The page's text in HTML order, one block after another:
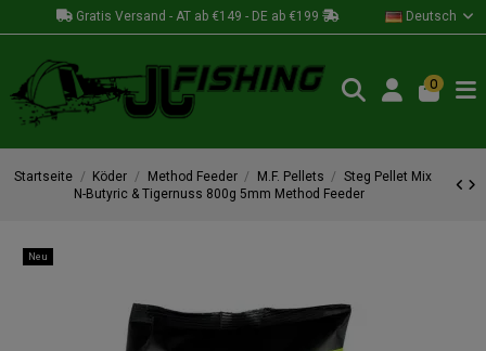
Gratis Versand - AT ab €149 - DE ab €199 Deutsch
0
Startseite Köder Method Feeder M.F. Pellets
Steg Pellet Mix
N-Butyric & Tigernuss 800g 5mm Method Feeder
Neu